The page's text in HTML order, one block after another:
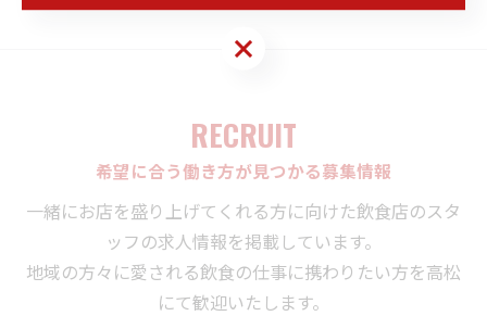
希望に合う働き方が見つかる募集情報
RECRUIT
一緒にお店を盛り上げてくれる方に向けた飲食店のスタ
ッフの求人情報を掲載しています。
地域の方々に愛される飲食の仕事に携わりたい方を高松
にて歓迎いたします。
お問い合わせはこちら